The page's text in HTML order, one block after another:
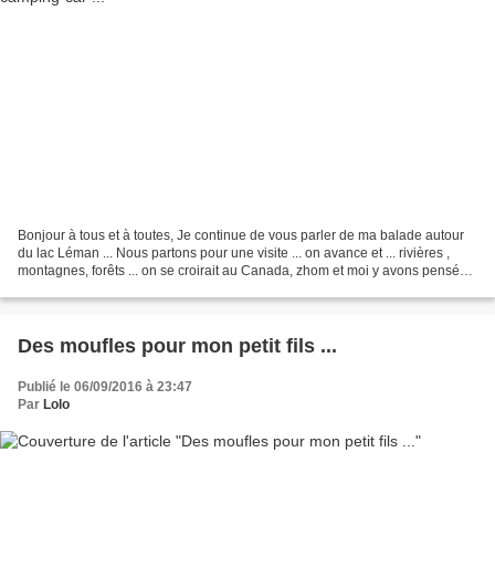
Bonjour à tous et à toutes, Je continue de vous parler de ma balade autour
du lac Léman ... Nous partons pour une visite ... on avance et ... rivières ,
montagnes, forêts ... on se croirait au Canada, zhom et moi y avons pensé
Des moufles pour mon petit fils ...
Publié le 06/09/2016 à 23:47
Par Lolo